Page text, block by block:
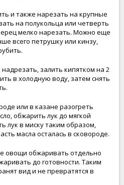
и также нарезать на крупные
на полукольца или четверть
мелко нарезать. Можно еще
всего петрушку или кинзу,
залить кипятком на 2
в холодную воду, затем снять
или в казане разогреть
обжарить лук до мягкой
лук в миску таким образом,
масла осталась в сковороде.
овощи обжаривать отдельно
до готовности. Таким
вид и не превратятся в